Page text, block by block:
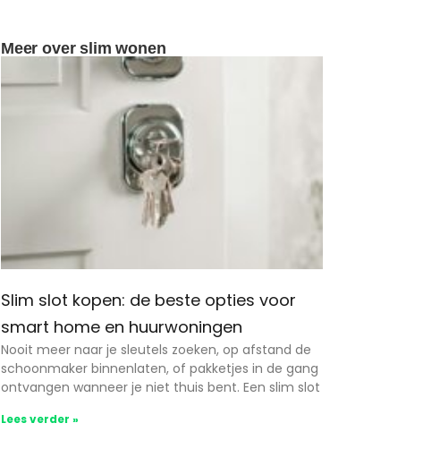
Meer over slim wonen
Slim slot kopen: de beste opties voor
smart home en huurwoningen
Nooit meer naar je sleutels zoeken, op afstand de
schoonmaker binnenlaten, of pakketjes in de gang
ontvangen wanneer je niet thuis bent. Een slim slot
Lees verder »